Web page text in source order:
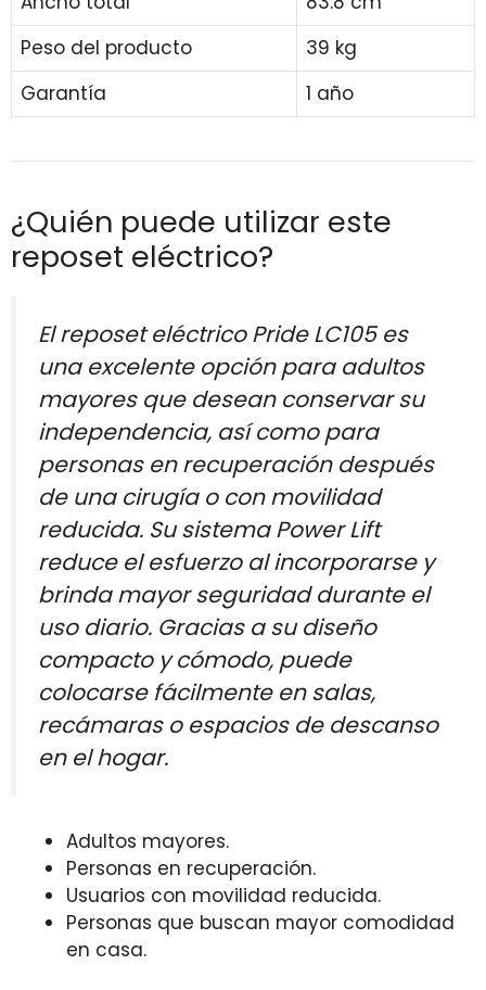
Peso del producto
39 kg
Garantía
1 año
¿Quién puede utilizar este
reposet eléctrico?
El reposet eléctrico Pride LC105 es
una excelente opción para adultos
mayores que desean conservar su
independencia, así como para
personas en recuperación después
de una cirugía o con movilidad
reducida. Su sistema Power Lift
reduce el esfuerzo al incorporarse y
brinda mayor seguridad durante el
uso diario. Gracias a su diseño
compacto y cómodo, puede
colocarse fácilmente en salas,
recámaras o espacios de descanso
en el hogar.
Adultos mayores.
Personas en recuperación.
Usuarios con movilidad reducida.
Personas que buscan mayor comodidad
en casa.